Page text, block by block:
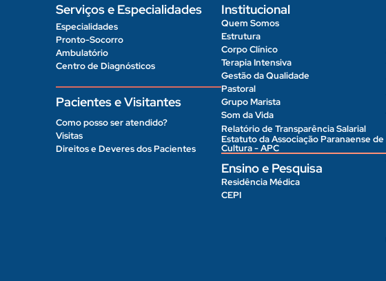
Serviços e Especialidades
Especialidades
Pronto-Socorro
Ambulatório
Centro de Diagnósticos
Pacientes e Visitantes
Como posso ser atendido?
Visitas
Direitos e Deveres dos Pacientes
Institucional
Quem Somos
Estrutura
Corpo Clínico
Terapia Intensiva
Gestão da Qualidade
Pastoral
Grupo Marista
Som da Vida
Relatório de Transparência Salarial
Estatuto da Associação Paranaense de
Cultura - APC
Ensino e Pesquisa
Residência Médica
CEPI